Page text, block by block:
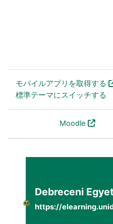
モバイルアプリを取得する
標準テーマにスイッチする
Moodle
Debreceni
https://